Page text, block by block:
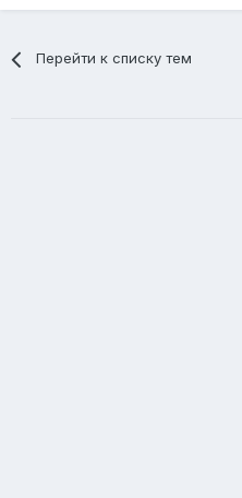
Перейти к списку тем